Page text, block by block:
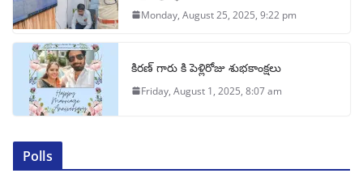
Monday, August 25, 2025, 9:22 pm
కిరణ్ గారు కి పెళ్లిరోజు శుభకాంక్షలు
Friday, August 1, 2025, 8:07 am
Polls